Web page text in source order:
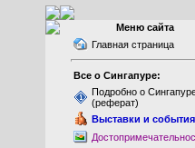
Меню сайта
Главная страница
Все о Сингапуре:
Подробно о
(реферат)
Выставки и события